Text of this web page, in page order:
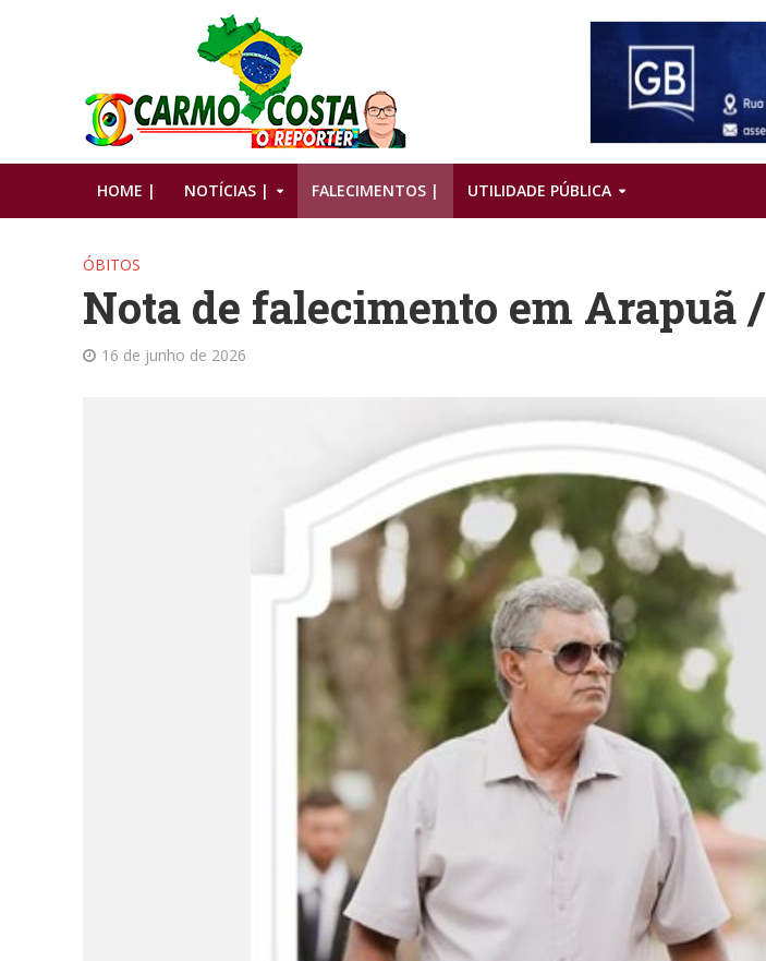
HOME | NOTÍCIAS | FALECIMENTOS | UTILIDADE PÚBLICA
ÓBITOS
Nota de falecimento em Arapuã /
16 de junho de 2026